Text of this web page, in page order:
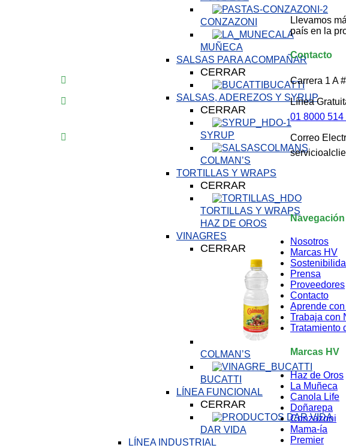
CONZAZONI
LA
MUÑECA
SALSAS PARA ACOMPAÑAR
CERRAR
BUCATTI
SALSAS, ADEREZOS Y SYRUP
CERRAR
SYRUP
COLMAN’S
TORTILLAS Y WRAPS
CERRAR
TORTILLAS Y WRAPS
HAZ DE OROS
VINAGRES
CERRAR
COLMAN’S
BUCATTI
LÍNEA FUNCIONAL
CERRAR
DAR VIDA
LÍNEA INDUSTRIAL
Llevamos
país en la
Contacto
Carrera 1 A
Línea
01 8000 514
Correo
Navegación
Nosotros
Marcas HV
Prensa
Proveedores
Contacto
Aprende
Trabaja con
Tratamiento
Marcas HV
Haz de Oros
La Muñeca
Canola Life
Doñarepa
Conzazoni
Mama-ía
Premier